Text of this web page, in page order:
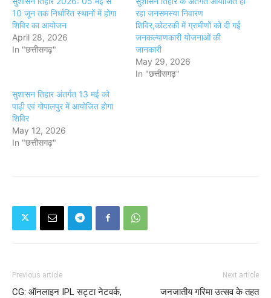
10 जून तक निर्धारित स्थानों में होगा
शिविर का आयोजन
April 28, 2026
In "छत्तीसगढ़"
रहा जनसमस्या निवारण
शिविर,कोटरकी में ग्रामीणों को दी गई
जनकल्याणकारी योजनाओं की
जानकारी
May 29, 2026
In "छत्तीसगढ़"
सुशासन तिहार अंतर्गत 13 मई को
पाढ़ी एवं गोपालपुर में आयोजित होगा
शिविर
May 12, 2026
In "छत्तीसगढ़"
Previous article
CG: ऑनलाइन IPL सट्टा नेटवर्क,
Next article
जनजातीय गरिमा उत्सव के तहत